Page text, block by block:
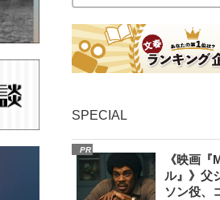
SPECIAL
PR
《映画
ル』》父
ソン役、